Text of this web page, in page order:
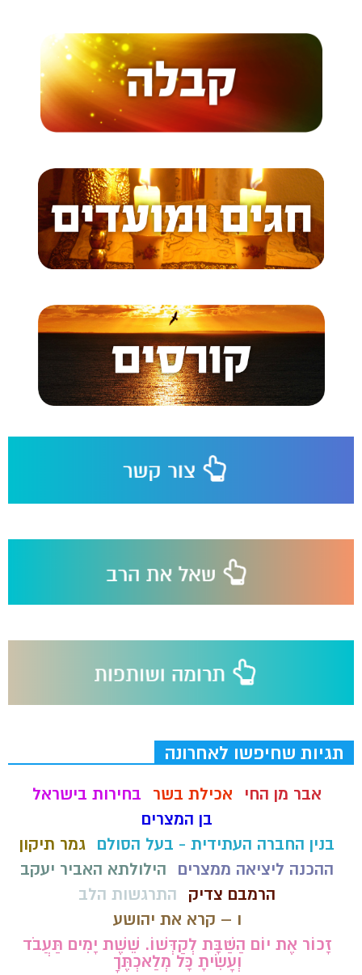
תגיות שחיפשו לאחרונה
אבר מן החי אכילת בשר
בחירות בישראל
בן המצרים
בנין החברה העתידית - בעל הסולם גמר תיקון
ההכנה ליציאה ממצרים
הילולתא האביר יעקב
הרמבם צדיק
התרגשות הלב
ו – קרא את יהושע
זָכוֹר אֶת יוֹם הַשַּׁבָּת לְקַדְּשׁוֹ. שֵׁשֶׁת יָמִים תַּעֲבֹד
וְעָשִׂיתָ כָּל מְלַאכְתֶּךָ